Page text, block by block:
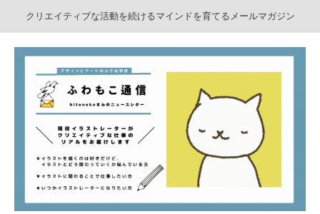
クリエイティブな活動を続けるマインドを育てるメールマガジン